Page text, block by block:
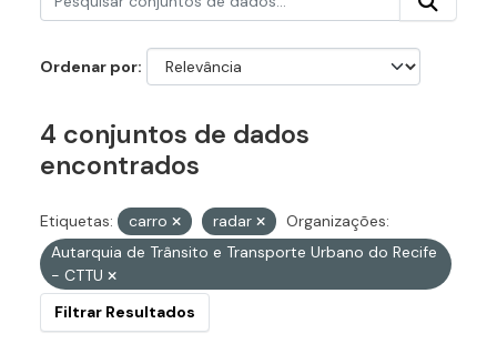
Ordenar por
4 conjuntos de dados
encontrados
Etiquetas: carro radar
Organizações:
Autarquia de Trânsito e Transporte Urbano do Recife
- CTTU
Filtrar Resultados